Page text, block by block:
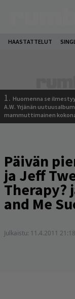
HAASTATTELUT
1. Huomenna se
A.W. Yrjänän
mammuttimainen
Päivän
ja Jeff
Therapy?
and Me
Julkaistu: 11.4.2011 21:18